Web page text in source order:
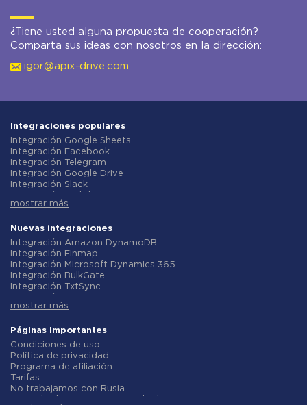
¿Tiene usted alguna propuesta de cooperación?
Comparta sus ideas con nosotros en la dirección:
igor@apix-drive.com
Integraciones populares
Integración Google Sheets
Integración Facebook
Integración Telegram
Integración Google Drive
Integración Slack
Integración Gmail
Integración ClickUp
Integración Airtable
Integración Google Contacts
Integración OpenAI (ChatGPT)
Integración Instagram
Integración ActiveCampaign
Integración Typeform
Integración Salesforce CRM
Integración Notion
Integración AWeber
Integración Asana
Integración ZOHO CRM
Integración Webhooks
Integración GetResponse
mostrar más
Nuevas integraciones
Integración Amazon DynamoDB
Integración Finmap
Integración Microsoft Dynamics 365
Integración BulkGate
Integración TxtSync
Integración Corezoid
Integración Instasent
Integración AtomPark
Integración TXTImpact
Integración Campaign Monitor
Integración CM.com
Integración D7 Networks
Integración SMS.to
mostrar más
Páginas importantes
Condiciones de uso
Política de privacidad
Programa de afiliación
Tarifas
No trabajamos con Rusia